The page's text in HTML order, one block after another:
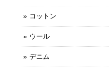
コットン
ウール
デニム